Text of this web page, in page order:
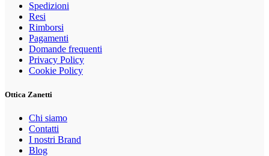
Spedizioni
Resi
Rimborsi
Pagamenti
Domande frequenti
Privacy Policy
Cookie Policy
Ottica Zanetti
Chi siamo
Contatti
I nostri Brand
Blog